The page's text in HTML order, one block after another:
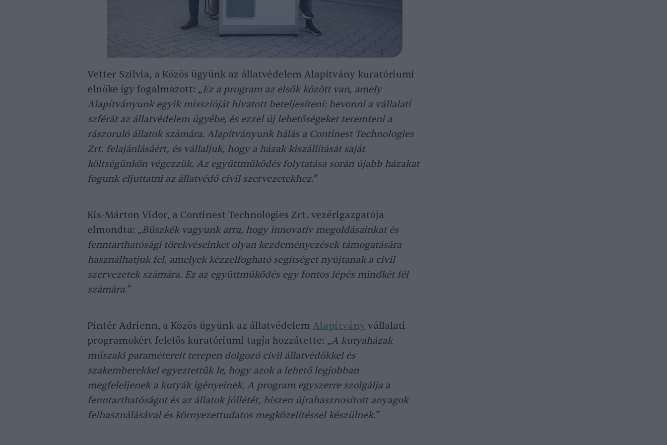
Vetter Szilvia, a Közös ügyünk az állatvédelem Alapítvány kuratóriumi
elnöke így fogalmazott: „Ez a program az elsők között van, amely
Alapítványunk egyik misszióját hivatott beteljesíteni: bevonni a vállalati
szférát az állatvédelem ügyébe, és ezzel új lehetőségeket teremteni a
rászoruló állatok számára. Alapítványunk hálás a Continest Technologies
Zrt. felajánlásáért, és vállaljuk, hogy a házak kiszállítását saját
költségünkön végezzük. Az együttműködés folytatása során újabb házakat
fogunk eljuttatni az állatvédő civil szervezetekhez.”
Kis-Márton Vidor, a Continest Technologies Zrt. vezérigazgatója
elmondta: „Büszkék vagyunk arra, hogy innovatív megoldásainkat és
fenntarthatósági törekvéseinket olyan kezdeményezések támogatására
használhatjuk fel, amelyek kézzelfogható segítséget nyújtanak a civil
szervezetek számára. Ez az együttműködés egy fontos lépés mindkét fél
számára.”
Pintér Adrienn, a Közös ügyünk az állatvédelem Alapítvány vállalati
programokért felelős kuratóriumi tagja hozzátette: „A kutyaházak
műszaki paramétereit terepen dolgozó civil állatvédőkkel és
szakemberekkel egyeztettük le, hogy azok a lehető legjobban
megfeleljenek a kutyák igényeinek. A program egyszerre szolgálja a
fenntarthatóságot és az állatok jóllétét, hiszen újrahasznosított anyagok
felhasználásával és környezettudatos megközelítéssel készülnek.”